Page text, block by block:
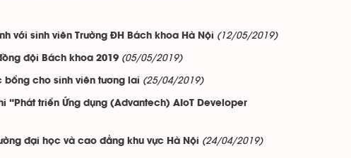
với sinh viên Trường ĐH Bách khoa Hà Nội (12/05/2019)
đội Bách khoa 2019 (05/05/2019)
bổng cho sinh viên tương lai (25/04/2019)
“Phát triển Ứng dụng (Advantech) AIoT Developer
đại học và cao đẳng khu vực Hà Nội (24/04/2019)